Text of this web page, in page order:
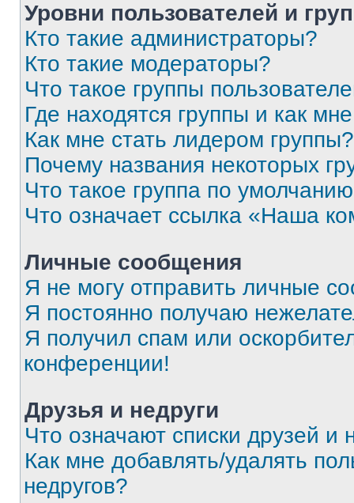
Уровни пользователей и
Кто такие администраторы?
Кто такие модераторы?
Что такое группы
Где находятся группы и как
Как мне стать лидером группы?
Почему названия некоторых
Что такое группа по
Что означает ссылка «Наша
Личные сообщения
Я не могу отправить личные
Я постоянно получаю
Я получил спам или
конференции!
Друзья и недруги
Что означают списки друзей и
Как мне добавлять/удалять
недругов?